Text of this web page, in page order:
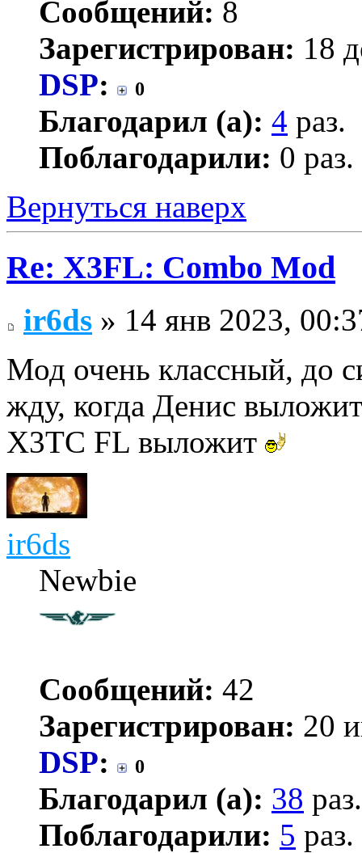
Сообщений: 8
Зарегистрирован: 18
DSP: 0
Благодарил (а): 4 раз.
Поблагодарили: 0 раз.
Вернуться наверх
Re: X3FL: Combo Mod
ir6ds » 14 янв 2023,
Мод очень классный, до
жду, когда Денис
X3TC FL выложит
ir6ds
Newbie
Сообщений: 42
Зарегистрирован: 20
DSP: 0
Благодарил (а): 38 раз.
Поблагодарили: 5 раз.